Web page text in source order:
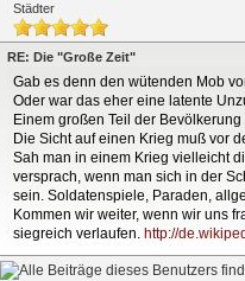
Städter
RE: Die "Große Zeit"
Gab es denn den wütenden Mob
Oder war das eher eine latente
Einem großen Teil der
Die Sicht auf einen Krieg muß vor
Sah man in einem Krieg vielleicht
versprach, wenn man sich in der
sein. Soldatenspiele, Paraden,
Kommen wir weiter, wenn wir uns
siegreich verlaufen. http://